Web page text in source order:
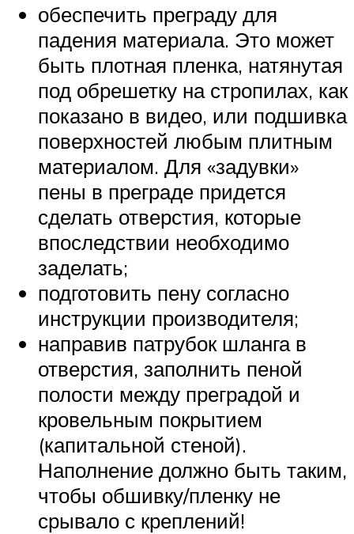
обеспечить преграду для
падения материала. Это может
быть плотная пленка, натянутая
под обрешетку на стропилах, как
показано в видео, или подшивка
поверхностей любым плитным
материалом. Для «задувки»
пены в преграде придется
сделать отверстия, которые
впоследствии необходимо
заделать;
подготовить пену согласно
инструкции производителя;
направив патрубок шланга в
отверстия, заполнить пеной
полости между преградой и
кровельным покрытием
(капитальной стеной).
Наполнение должно быть таким,
чтобы обшивку/пленку не
срывало с креплений!